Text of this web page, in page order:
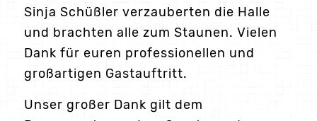
Sinja Schüßler verzauberten die Halle
und brachten alle zum Staunen. Vielen
Dank für euren professionellen und
großartigen Gastauftritt.
Unser großer Dank gilt dem